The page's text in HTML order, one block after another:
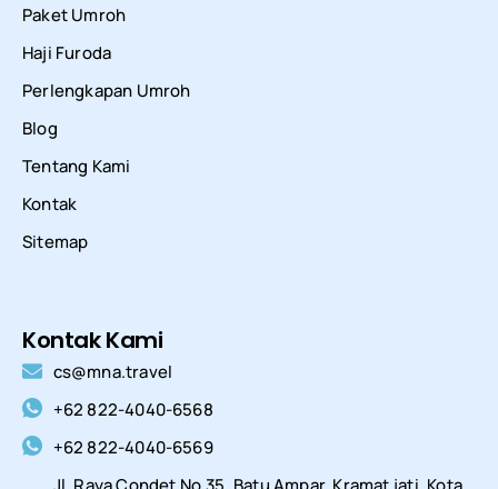
Paket Umroh
Haji Furoda
Perlengkapan Umroh
Blog
Tentang Kami
Kontak
Sitemap
Kontak Kami
cs@mna.travel
+62 822-4040-6568
+62 822-4040-6569